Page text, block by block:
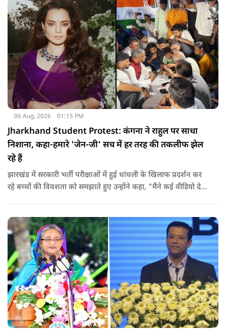
06 Aug, 2026 01:15 PM
Jharkhand Student Protest: कंगना ने राहुल पर साधा
निशाना, कहा-हमारे 'जेन-जी' सच में हर तरह की तकलीफ झेल
रहे हैं
झारखंड में सरकारी भर्ती परीक्षाओं में हुई धांधली के खिलाफ प्रदर्शन कर
रहे बच्चों की विवशता को समझाते हुए उन्होंने कहा, "मैंने कई वीडियो देखे
यहां तक गंभीर हैं कि बच्चों के पास ऑनलाइन फूड नहीं जा पा रहा है. ऐसी
स्थिति में राहुल गांधी वहां नहीं पहुंच रहे हैं.